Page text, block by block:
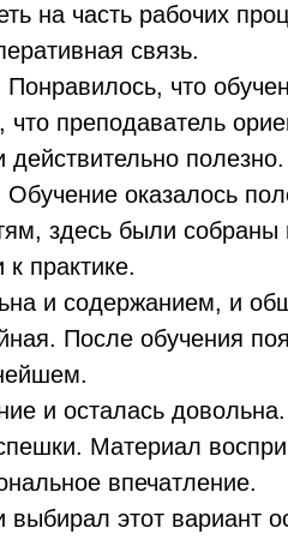
на часть рабочих
связь.
что
преподаватель
действительно полезно.
Обучение оказалось
здесь были
практике.
и содержанием, и
После обучения
и осталась
Материал
впечатление.
выбирал этот вариант